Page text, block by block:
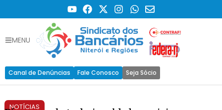
MENU
Canal de Denúncias Fale Conosco Seja Sócio
NOTÍCIAS